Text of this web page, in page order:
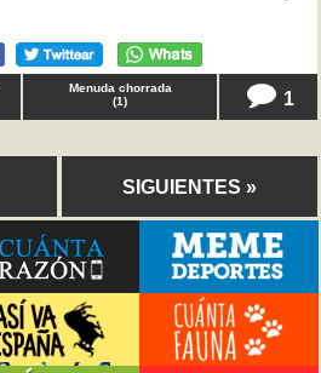
Menuda chorrada
(1) 1
SIGUIENTES »